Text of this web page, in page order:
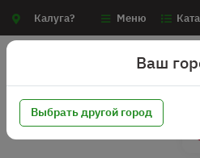
Калуга? Меню
Ваш
Выбрать другой город